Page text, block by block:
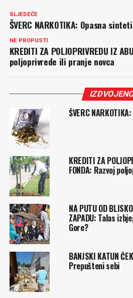
SLJEDEĆE
ŠVERC NARKOTIKA: Opasna
NE PROPUSTI
KREDITI ZA POLJOPRIVREDU IZ
poljoprivrede ili pranje novca
ŠVERC
KREDITI ZA
FONDA: Razvoj
NA PUTU OD
ZAPADU: Talas
Gore?
BANJSKI KATUN
Prepušteni sebi